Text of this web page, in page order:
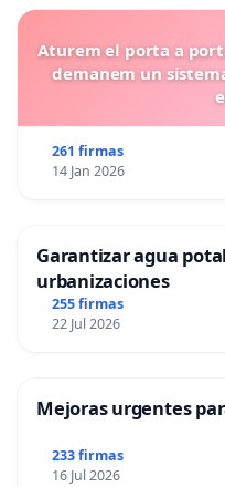
Aturem el porta a
demanem un
261 firmas
14 Jan 2026
Garantizar agua
urbanizaciones
255 firmas
22 Jul 2026
Mejoras urgentes
233 firmas
16 Jul 2026